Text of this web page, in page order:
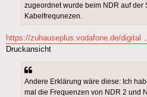
zugeordnet wurde beim NDR auf der
Kabelfrequnezen.
https://zuhauseplus.vodafone.de/digital
Druckansicht
Andere Erklärung wäre diese: Ich
mal die Frequenzen von NDR 2 und